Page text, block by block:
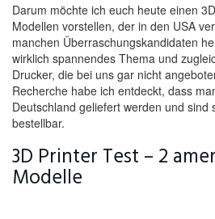
Darum möchte ich euch heute einen
Modellen vorstellen, der in den USA
manchen Überraschungskandidaten
wirklich spannendes Thema und
Drucker, die bei uns gar nicht
Recherche habe ich entdeckt, dass
Deutschland geliefert werden und sind
bestellbar.
3D Printer Test – 2
Modelle